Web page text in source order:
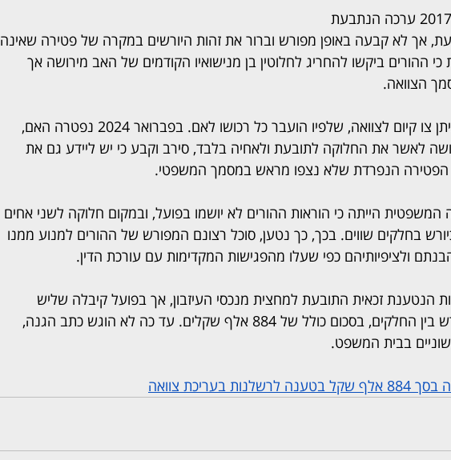
על פי הנטען, באוקטובר 2017 ערכה הנתבעת
אך לא קבעה באופן מפורש וברור את זהות היורשים במקרה של פטירה שאינה
ההורים ביקשו להחריג לחלוטין בן מנישואיו הקודמים של האב מירושה אך
הצוואה.
ביולי 2019 נפטר האב וניתן צו קיום לצוואה, שלפיו הועבר כל רכושו לאם. בפברואר 2024 נפטרה האם,
לאשר את החלוקה לתובעת ולאחיה בלבד, סירב וקבע כי יש ליידע גם את
הפטירה הנפרדת שלא נצפו מראש במסמך המשפטי.
הייתה כי הוראות ההורים לא יושמו בפועל, ובמקום חלוקה לשני אחים
בחלקים שווים. בכך, כך נטען, סוכל רצונם המפורש של ההורים למנוע ממנו
ולציפיותיהם כפי שעלו מהפגישות המקדימות עם עורכת הדין.
הנטענת זכאית התובעת למחצית מנכסי העיזבון, אך בפועל קיבלה שליש
בלבד. הנזק הוערך כהפרש בין החלקים, בסכום כולל של 884 אלף שקלים. עד כה לא הוגש כתב הגנה,
בבית המשפט.
צוואה